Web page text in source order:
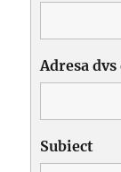
Adresa
Subiect